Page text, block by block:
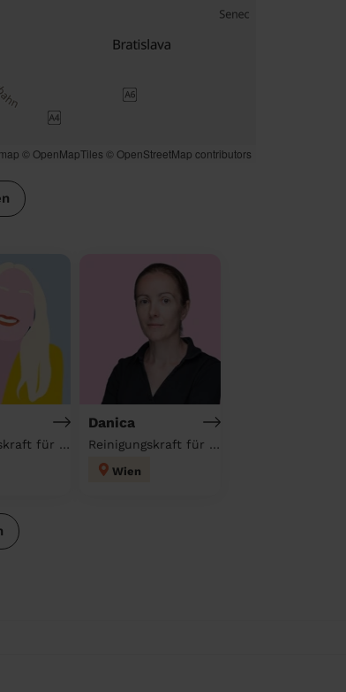
© OpenMapTiles © OpenStreetMap contributors
Reinigungskraft für deinen Haushalt
Danica
Reinigungskraft für deinen Haushalt
Wien